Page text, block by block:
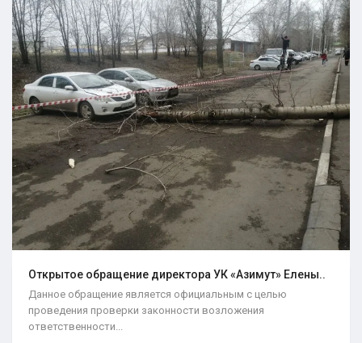
Открытое обращение директора УК «Азимут» Елены..
Данное обращение является официальным с целью
проведения проверки законности возложения
ответственности...